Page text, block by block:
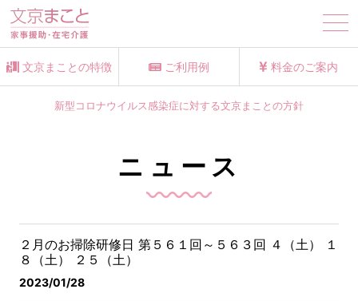
文京まことの特徴 ご利用例 料金のご案内
新型コロナウイルス感染症に対する文京まことの方針
ニュース
２月のお掃除研修日 第５６１回～５６３回 ４（土） １
８（土） ２５（土）
2023/01/28